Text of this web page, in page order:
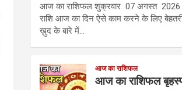
आज का राशिफल शुक्रवार 07 अगस्त 2026
राशि आज का दिन ऐसे काम करने के लिए
ख़ुद के बारे में…
आज का राशिफल
आज का राशिफल